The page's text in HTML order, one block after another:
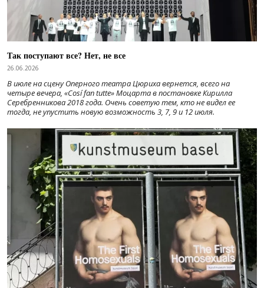
Так поступают все? Нет, не все
26.06.2026
В июле на сцену Оперного театра Цюриха вернется, всего на
четыре вечера, «Cosí fan tutte» Моцарта в постановке Кирилла
Серебренникова 2018 года. Очень советую тем, кто не видел ее
тогда, не упустить новую возможность 3, 7, 9 и 12 июля.